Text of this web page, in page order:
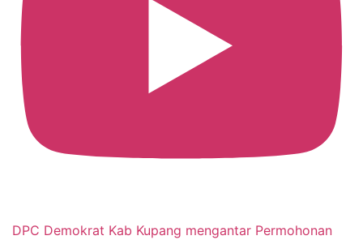
DPC Demokrat Kab Kupang mengantar Permohonan